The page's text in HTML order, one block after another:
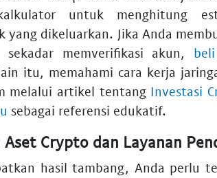
untuk menghitung
yang dikeluarkan. Jika Anda
memverifikasi akun,
itu, memahami cara kerja
melalui artikel tentang Investasi
sebagai referensi edukatif.
Crypto dan Layanan
hasil tambang, Anda perlu